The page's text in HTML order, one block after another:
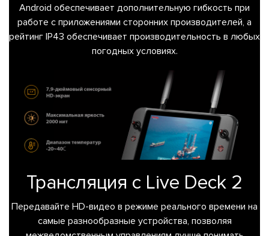
Android обеспечивает дополнительную гибкость при
работе с приложениями сторонних производителей, а
рейтинг IP43 обеспечивает производительность в любых
погодных условиях.
Трансляция с Live Deck 2
Передавайте HD-видео в режиме реального времени на
самые разнообразные устройства, позволяя